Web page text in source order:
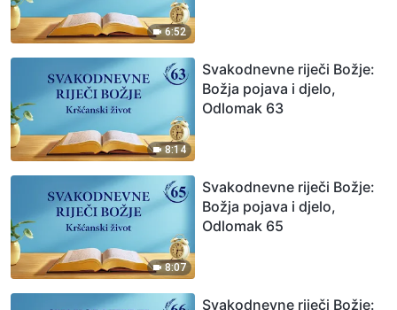
6:52
8:14
Svakodnevne riječi Božje:
Božja pojava i djelo,
Odlomak 63
8:07
Svakodnevne riječi Božje:
Božja pojava i djelo,
Odlomak 65
Svakodnevne riječi Božje: